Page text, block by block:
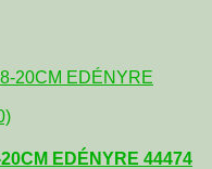
EDÉNYRE 44474